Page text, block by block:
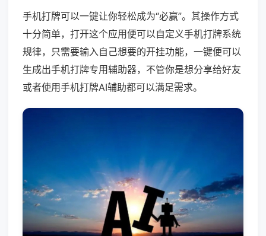
手机打牌可以一键让你轻松成为“必赢”。其操作方式
十分简单，打开这个应用便可以自定义手机打牌系统
规律，只需要输入自己想要的开挂功能，一键便可以
生成出手机打牌专用辅助器，不管你是想分享给好友
或者使用手机打牌AI辅助都可以满足需求。